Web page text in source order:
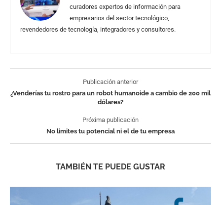
curadores expertos de información para
empresarios del sector tecnológico,
revendedores de tecnología, integradores y consultores.
Publicación anterior
¿Venderías tu rostro para un robot humanoide a cambio de 200 mil
dólares?
Próxima publicación
No limites tu potencial ni el de tu empresa
TAMBIÉN TE PUEDE GUSTAR